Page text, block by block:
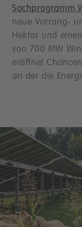
Sachprogramm
neue Vorrang-
Hektar und
von 700 MW
eröffnet
an der die